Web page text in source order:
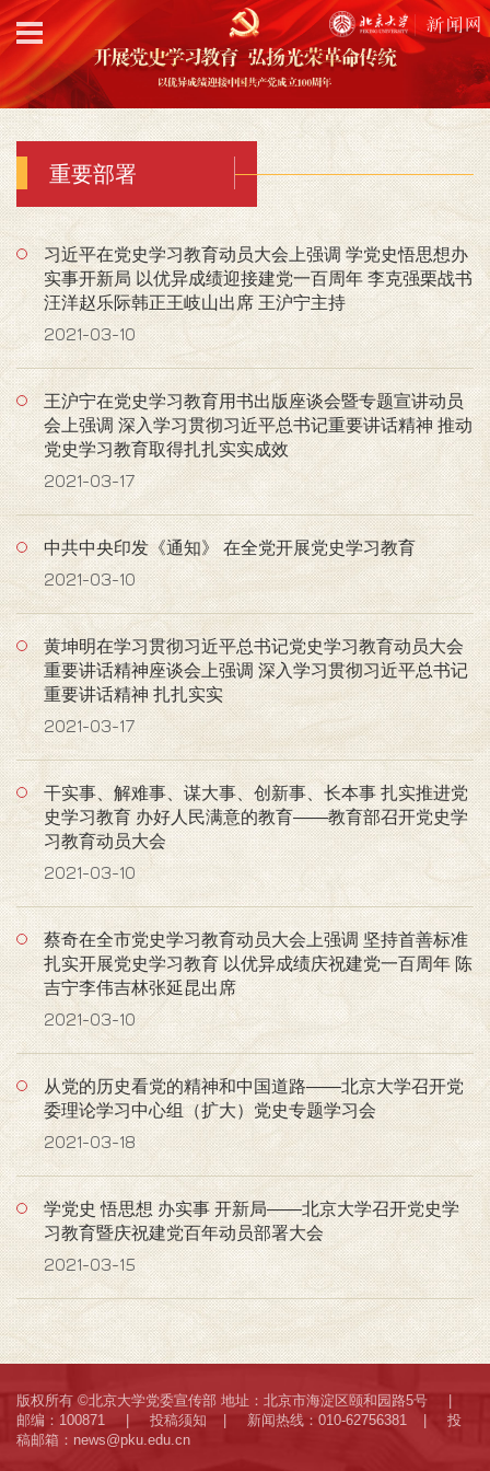
重要部署
习近平在党史学习教育动员大会上强调 学党史悟思想办
实事开新局 以优异成绩迎接建党一百周年 李克强栗战书
汪洋赵乐际韩正王岐山出席 王沪宁主持
2021-03-10
王沪宁在党史学习教育用书出版座谈会暨专题宣讲动员
会上强调 深入学习贯彻习近平总书记重要讲话精神 推动
党史学习教育取得扎扎实实成效
2021-03-17
中共中央印发《通知》 在全党开展党史学习教育
2021-03-10
黄坤明在学习贯彻习近平总书记党史学习教育动员大会
重要讲话精神座谈会上强调 深入学习贯彻习近平总书记
重要讲话精神 扎扎实实
2021-03-17
干实事、解难事、谋大事、创新事、长本事 扎实推进党
史学习教育 办好人民满意的教育——教育部召开党史学
习教育动员大会
2021-03-10
蔡奇在全市党史学习教育动员大会上强调 坚持首善标准
扎实开展党史学习教育 以优异成绩庆祝建党一百周年 陈
吉宁李伟吉林张延昆出席
2021-03-10
从党的历史看党的精神和中国道路——北京大学召开党
委理论学习中心组（扩大）党史专题学习会
2021-03-18
学党史 悟思想 办实事 开新局——北京大学召开党史学
习教育暨庆祝建党百年动员部署大会
2021-03-15
版权所有 ©北京大学党委宣传部 地址：北京市海淀区颐和园路5号
邮编：100871
投稿须知 新闻热线：010-62756381
投
稿邮箱：news@pku.edu.cn